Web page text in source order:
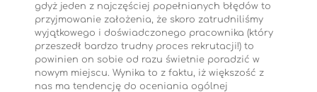
gdyż jeden z najczęściej popełnianych błędów to
przyjmowanie założenia, że skoro zatrudniliśmy
wyjątkowego i doświadczonego pracownika (który
przeszedł bardzo trudny proces rekrutacji!) to
powinien on sobie od razu świetnie poradzić w
nowym miejscu. Wynika to z faktu, iż większość z
nas ma tendencję do oceniania ogólnej